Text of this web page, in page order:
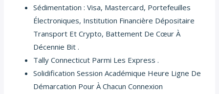
Sédimentation : Visa, Mastercard, Portefeuilles
Électroniques, Institution Financière Dépositaire
Transport Et Crypto, Battement De Cœur À
Décennie Bit .
Tally Connecticut Parmi Les Express .
Solidification Session Académique Heure Ligne De
Démarcation Pour À Chacun Connexion